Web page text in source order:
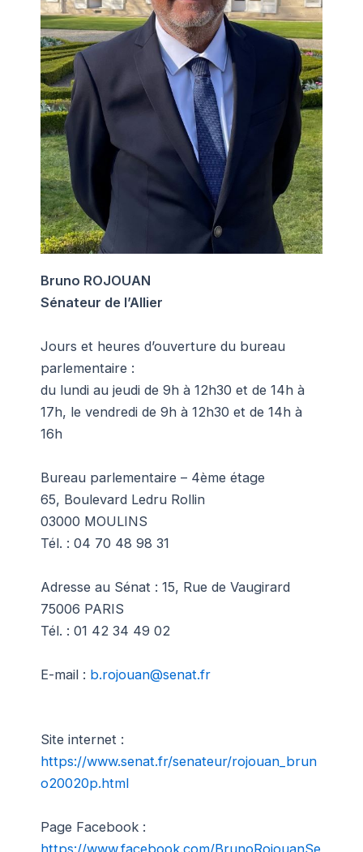
Bruno ROJOUAN
Sénateur de l’Allier
Jours et heures d’ouverture du bureau
parlementaire :
du lundi au jeudi de 9h à 12h30 et de 14h à
17h, le vendredi de 9h à 12h30 et de 14h à
16h
Bureau parlementaire – 4ème étage
65, Boulevard Ledru Rollin
03000 MOULINS
Tél. : 04 70 48 98 31
Adresse au Sénat : 15, Rue de Vaugirard
75006 PARIS
Tél. : 01 42 34 49 02
E-mail : b.rojouan@senat.fr
Site internet :
https://www.senat.fr/senateur/rojouan_brun
o20020p.html
Page Facebook :